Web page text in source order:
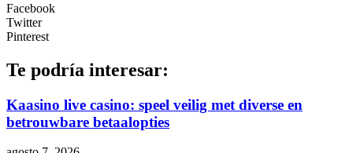
Facebook
Twitter
Pinterest
Te podría interesar:
Kaasino live casino: speel veilig met diverse en
betrouwbare betaalopties